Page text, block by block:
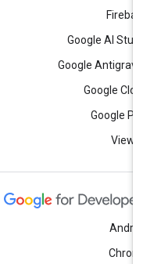
Google AI
Google
Google
Google
View